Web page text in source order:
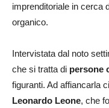
imprenditoriale in cerca
organico.
Intervistata dal noto
che si tratta di persone
figuranti. Ad affiancarla
Leonardo Leone, che